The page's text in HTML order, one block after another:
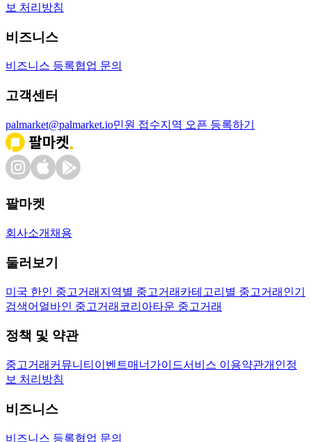
보 처리방침
비즈니스
비즈니스 등록협업 문의
고객센터
palmarket@palmarket.io민원 접수지역 오픈 등록하기
팔마켓
회사소개 채용
둘러보기
미국 한인 중고거래 지역별 중고거래 카테고리별 중고거래 인기
검색어 얼바인 중고거래 코리아타운 중고거래
정책 및 약관
중고거래 커뮤니티 이벤트매너가이드서비스 이용약관개인정
보 처리방침
비즈니스
비즈니스 등록협업 문의